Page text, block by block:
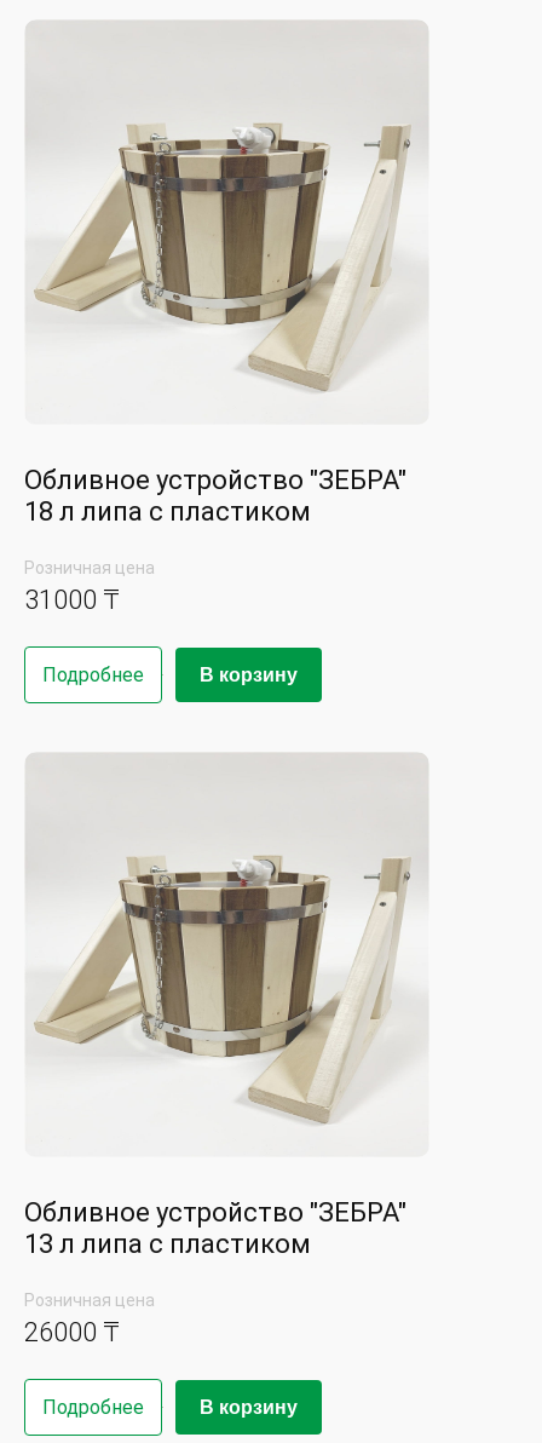
Обливное устройство "ЗЕБРА"
18 л липа с пластиком
Розничная цена
31000 ₸
Подробнее В корзину
Обливное устройство "ЗЕБРА"
13 л липа с пластиком
Розничная цена
26000 ₸
Подробнее В корзину